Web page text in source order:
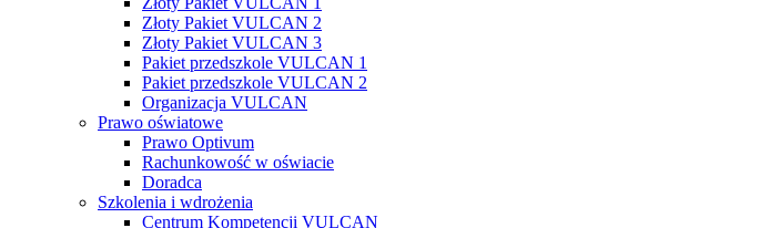
Złoty Pakiet VULCAN 2
Złoty Pakiet VULCAN 3
Pakiet przedszkole VULCAN 1
Pakiet przedszkole VULCAN 2
Organizacja VULCAN
Prawo oświatowe
Prawo Optivum
Rachunkowość w oświacie
Doradca
Szkolenia i wdrożenia
Centrum Kompetencji VULCAN